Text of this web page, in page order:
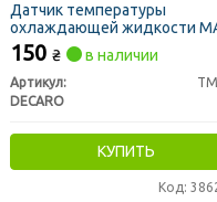
Датчик температуры
охлаждающей жидкости
ГАЗ, КРАЗ, ЗИЛ, МТЗ под болт
(DECARO)
150 ₴ в наличии
Артикул:
DECARO
КУПИТЬ
Код: